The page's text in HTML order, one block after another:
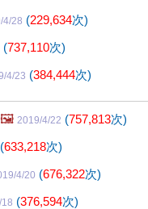
4/28 (229,634次)
(737,110次)
4/23 (384,444次)
🖼️ 2019/4/22 (757,813次)
(633,218次)
4/20 (676,322次)
(376,594次)